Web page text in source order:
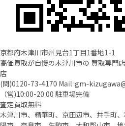
京都府木津川市州見台1丁目1番地1-1
高価買取が自慢の木津川市の 買取専
店
(問)0120-73-4170 Mail :gm-
（営)10:00-20:00 駐車場完備
査定買取無料
木津川市、精華町、京田辺市、井手町